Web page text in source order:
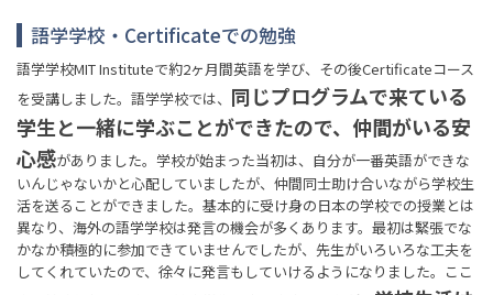
語学学校・Certificateでの勉強
語学学校MIT Instituteで約2ヶ月間英語を学び、その後Certificateコース
を受講しました。語学学校では、 同じプログラムで来ている
学生と一緒に学ぶことができたので、仲間がいる安
心感がありました。学校が始まった当初は、自分が一番英語ができな
いんじゃないかと心配していましたが、仲間同士助け合いながら学校生
活を送ることができました。基本的に受け身の日本の学校での授業とは
異なり、海外の語学学校は発言の機会が多くあります。最初は緊張でな
かなか積極的に参加できていませんでしたが、先生がいろいろな工夫を
してくれていたので、徐々に発言もしていけるようになりました。ここ